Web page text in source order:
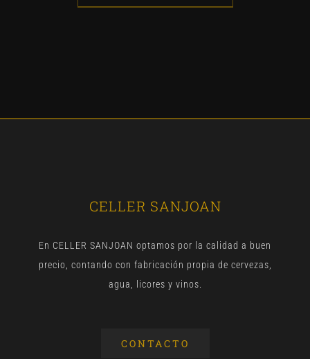
CELLER SANJOAN
En CELLER SANJOAN optamos por la calidad a buen
precio, contando con fabricación propia de cervezas,
agua, licores y vinos.
CONTACTO